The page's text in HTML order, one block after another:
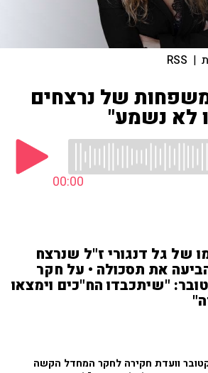
|
RSS
160 משפחות של נרצחים
לא נשמע"
00:00
של גל דנגורי ז"ל שנרצח
את תסכולה • על חקר
7 באוקטובר: "שיתכבדו הח"כים וימצאו
לטבח ה-7 באוקטובר וועדת חקירה לחקר המחדל הקשה